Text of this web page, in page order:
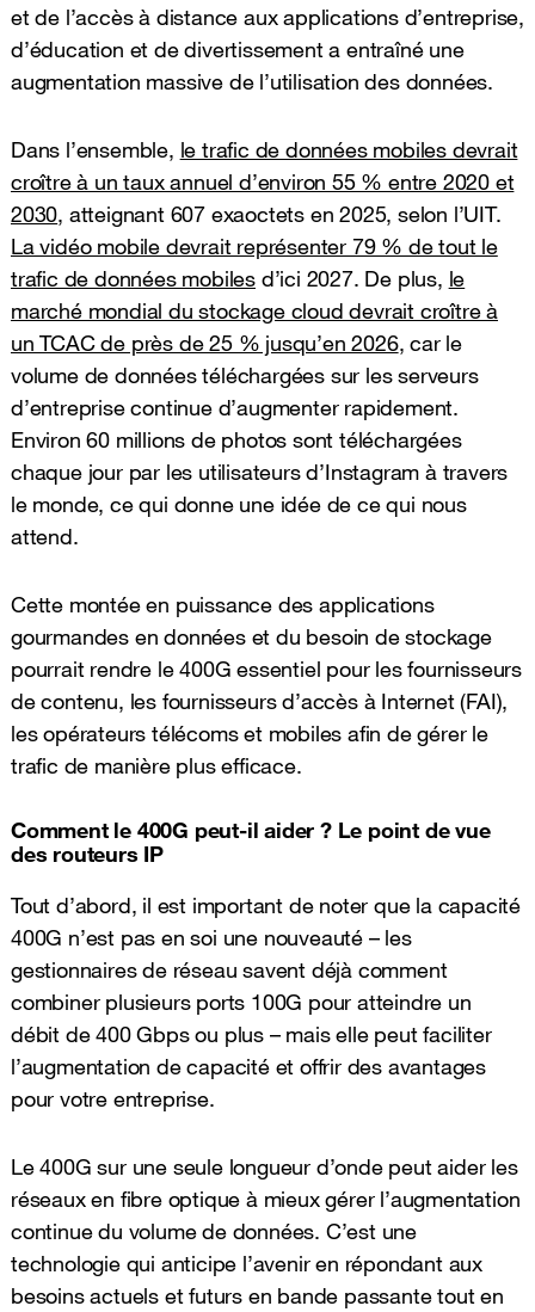
et de l’accès à distance aux applications d’entreprise,
d’éducation et de divertissement a entraîné une
augmentation massive de l’utilisation des données.
Dans l’ensemble, le trafic de données mobiles devrait
croître à un taux annuel d’environ 55 % entre 2020 et
2030, atteignant 607 exaoctets en 2025, selon l’UIT.
La vidéo mobile devrait représenter 79 % de tout le
trafic de données mobiles d’ici 2027. De plus, le
marché mondial du stockage cloud devrait croître à
un TCAC de près de 25 % jusqu’en 2026, car le
volume de données téléchargées sur les serveurs
d’entreprise continue d’augmenter rapidement.
Environ 60 millions de photos sont téléchargées
chaque jour par les utilisateurs d’Instagram à travers
le monde, ce qui donne une idée de ce qui nous
attend.
Cette montée en puissance des applications
gourmandes en données et du besoin de stockage
pourrait rendre le 400G essentiel pour les fournisseurs
de contenu, les fournisseurs d’accès à Internet (FAI),
les opérateurs télécoms et mobiles afin de gérer le
trafic de manière plus efficace.
Comment le 400G peut-il aider ? Le point de vue
des routeurs IP
Tout d’abord, il est important de noter que la capacité
400G n’est pas en soi une nouveauté – les
gestionnaires de réseau savent déjà comment
combiner plusieurs ports 100G pour atteindre un
débit de 400 Gbps ou plus – mais elle peut faciliter
l’augmentation de capacité et offrir des avantages
pour votre entreprise.
Le 400G sur une seule longueur d’onde peut aider les
réseaux en fibre optique à mieux gérer l’augmentation
continue du volume de données. C’est une
technologie qui anticipe l’avenir en répondant aux
besoins actuels et futurs en bande passante tout en